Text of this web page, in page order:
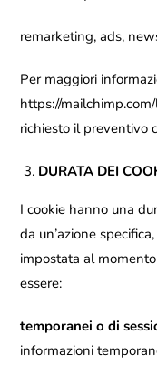
remarketing, ads,
Per maggiori
https://
richiesto il preventivo
DURATA DEI
I cookie hanno una
da un’azione
impostata al
essere:
temporanei o di
informazioni